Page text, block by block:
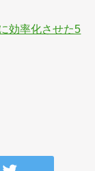
効率化させた5